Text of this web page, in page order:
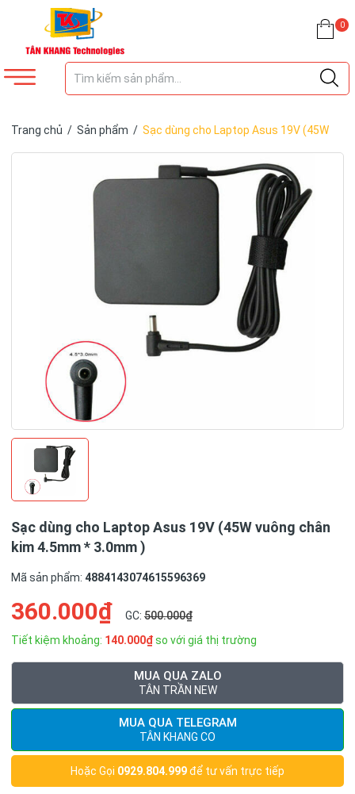
0
Trang chủ / Sản phẩm / Sạc dùng cho Laptop Asus 19V (45W
Sạc dùng cho Laptop Asus 19V (45W vuông chân
kim 4.5mm * 3.0mm )
Mã sản phẩm: 4884143074615596369
360.000₫ GC: 500.000₫
Tiết kiệm khoảng: 140.000₫so với giá thị trường
MUA QUA ZALO
TÂN TRẦN NEW
MUA QUA TELEGRAM
TÂN KHANG CO
Hoặc Gọi 0929.804.999để tư vấn trực tiếp